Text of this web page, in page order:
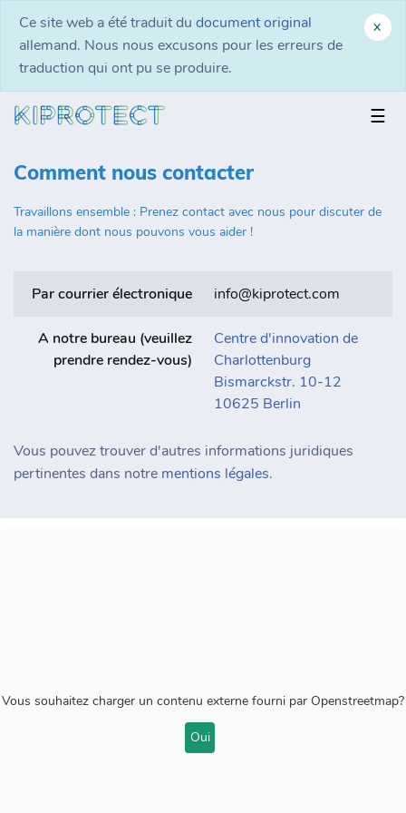
Ce site web a été traduit du document original
allemand. Nous nous excusons pour les erreurs de
traduction qui ont pu se produire.
x
☰
Comment nous contacter
Travaillons ensemble : Prenez contact avec nous pour discuter de
la manière dont nous pouvons vous aider !
Par courrier électronique info@kiprotect.com
A notre bureau (veuillez
prendre rendez-vous)
Centre d'innovation de
Charlottenburg
Bismarckstr. 10-12
10625 Berlin
Vous pouvez trouver d'autres informations juridiques
pertinentes dans notre mentions légales.
Vous souhaitez charger un contenu externe fourni par Openstreetmap?
Oui